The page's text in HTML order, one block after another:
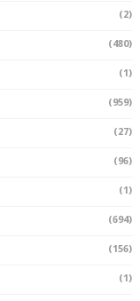
(2)
(480)
(1)
(959)
(27)
(96)
(1)
(694)
(156)
(1)